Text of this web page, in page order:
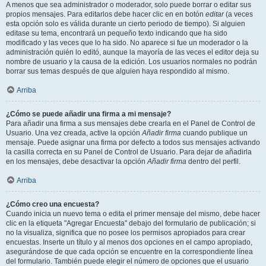
A menos que sea administrador o moderador, solo puede borrar o editar sus
propios mensajes. Para editarlos debe hacer clic en en botón editar(a veces
esta opción solo es válida durante un cierto periodo de tiempo). Si alguien
editase su tema, encontrará un pequeño texto indicando que ha sido
modificado y las veces que lo ha sido. No aparece si fue un moderador o la
administración quién lo editó, aunque la mayoría de las veces el editor deja su
nombre de usuario y la causa de la edición. Los usuarios normales no podrán
borrar sus temas después de que alguien haya respondido al mismo.
Arriba
¿Cómo se puede añadir una firma a mi mensaje?
Para añadir una firma a sus mensajes debe crearla en el Panel de Control de
Usuario. Una vez creada, active la opciónAñadir firma cuando publique un
mensaje. Puede asignar una firma por defecto a todos sus mensajes activando
la casilla correcta en su Panel de Control de Usuario. Para dejar de añadirla
en los mensajes, debe desactivar la opciónAñadir firma dentro del perfil.
Arriba
¿Cómo creo una encuesta?
Cuando inicia un nuevo tema o edita el primer mensaje del mismo, debe hacer
clic en la etiqueta "Agregar Encuesta" debajo del formulario de publicación; si
no la visualiza, significa que no posee los permisos apropiados para crear
encuestas. Inserte un título y al menos dos opciones en el campo apropiado,
asegurándose de que cada opción se encuentre en la correspondiente línea
del formulario. También puede elegir el número de opciones que el usuario